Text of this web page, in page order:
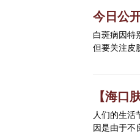
今日公
白斑病因特
但要关注皮
【海口
人们的生活
因是由于不